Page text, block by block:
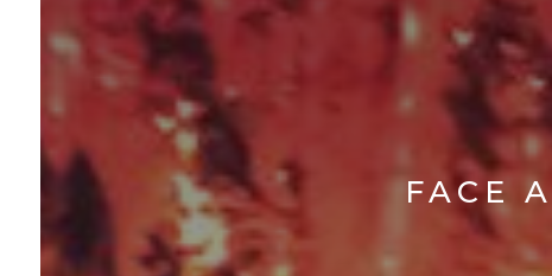
FACE